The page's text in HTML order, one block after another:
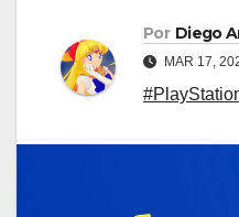
Por Diego
MAR 17,